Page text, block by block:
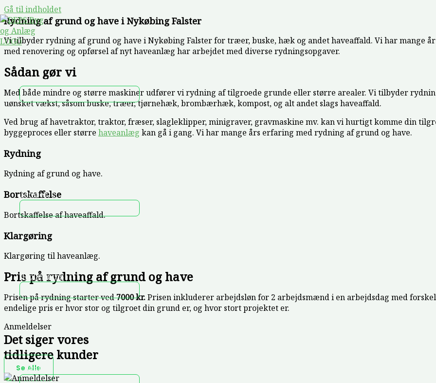
Gå til indholdet
Haveanlæg
Tømrer
Brolægning
Lokalt
Rydning af grund og have i Nykøbing Falster
Vi tilbyder rydning af grund og have i Nykøbing Falster for træer, buske, hæk og andet haveaffald. Vi har mange
med renovering og opførsel af nyt haveanlæg har arbejdet med diverse rydningsopgaver.
Sådan gør vi
Med både mindre og større maskiner udfører vi rydning af tilgroede grunde eller større arealer. Vi tilbyder
uønsket vækst, såsom buske, træer, tjørnehæk, brombærhæk, kompost, og alt andet slags haveaffald.
Ved brug af havetraktor, traktor, fræser, slagleklipper, minigraver, gravmaskine mv. kan vi hurtigt komme din
byggeproces eller større haveanlæg kan gå i gang. Vi har mange års erfaring med rydning af grund og have.
Rydning
Rydning af grund og have.
Bortskaffelse
Bortskaffelse af haveaffald.
Klargøring
Klargøring til haveanlæg.
Pris på rydning af grund og have
Prisen på rydning starter ved7000 kr.Prisen inkluderer arbejdsløn for 2 arbejdsmænd i en arbejdsdag med
endelige pris er hvor stor og tilgroet din grund er, og hvor stort projektet er.
Anmeldelser
Det siger vores
tidligere kunder
Se Alle